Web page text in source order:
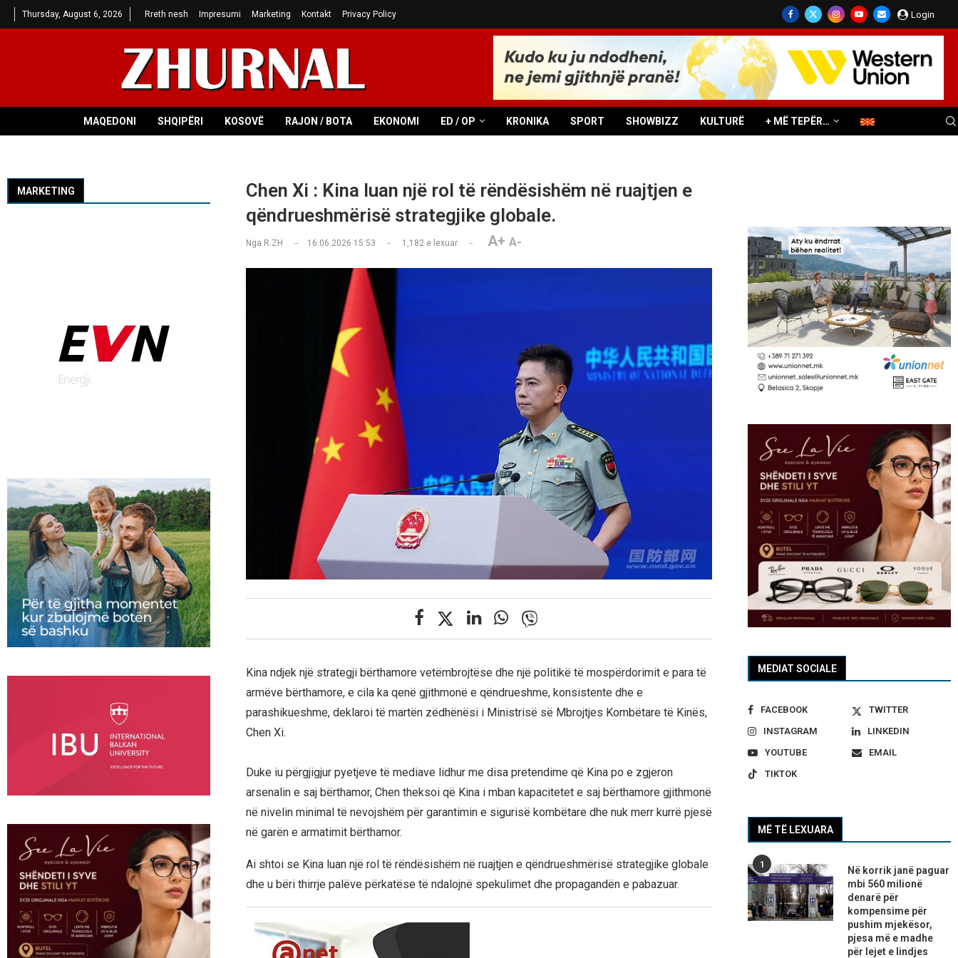
Thursday, August 6, 2026 Rreth nesh Impresumi Marketing Kontakt Privacy Policy Login
MAQEDONI SHQIPËRI KOSOVË RAJON / BOTA EKONOMI ED / OP KRONIKA SPORT SHOWBIZZ KULTURË + MË TEPËR…
Chen Xi : Kina luan një rol të rëndësishëm në ruajtjen e
qëndrueshmërisë strategjike globale.
Nga R.ZH 16.06.2026 15:53 1,182e lexuar A+ A-
Kina ndjek një strategji bërthamore vetëmbrojtëse dhe një politikë të mospërdorimit e para të
armëve bërthamore, e cila ka qenë gjithmonë e qëndrueshme, konsistente dhe e
parashikueshme, deklaroi të martën zëdhënësi i Ministrisë së Mbrojtjes Kombëtare të Kinës,
Chen Xi.
Duke iu përgjigjur pyetjeve të mediave lidhur me disa pretendime që Kina po e zgjeron
arsenalin e saj bërthamor, Chen theksoi që Kina i mban kapacitetet e saj bërthamore gjithmonë
në nivelin minimal të nevojshëm për garantimin e sigurisë kombëtare dhe nuk merr kurrë pjesë
në garën e armatimit bërthamor.
Ai shtoi se Kina luan një rol të rëndësishëm në ruajtjen e qëndrueshmërisë strategjike globale
dhe u bëri thirrje palëve përkatëse të ndalojnë spekulimet dhe propagandën e pabazuar.
MEDIAT SOCIALE
FACEBOOK
TWITTER
INSTAGRAM
LINKEDIN
YOUTUBE
EMAIL
TIKTOK
MË TË LEXUARA
1
Në korrik janë paguar
mbi 560 milionë
denarë për
kompensime për
pushim mjekësor,
pjesa më e madhe
për lejet e lindjes
MARKETING